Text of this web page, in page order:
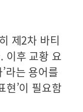
제2차 바티
이후 교황 요
라는 용어를
현’이 필요함